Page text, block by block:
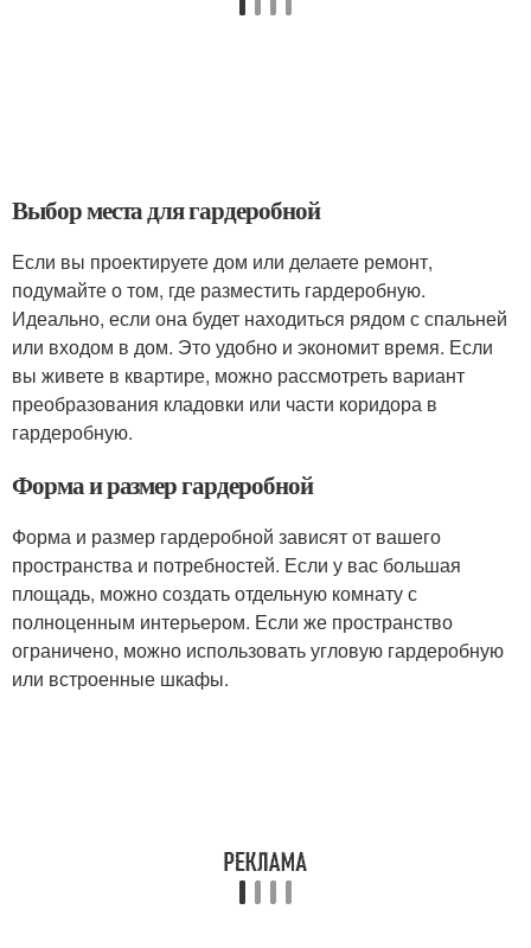
Выбор места для гардеробной
Если вы проектируете дом или делаете ремонт,
подумайте о том, где разместить гардеробную.
Идеально, если она будет находиться рядом с спальней
или входом в дом. Это удобно и экономит время. Если
вы живете в квартире, можно рассмотреть вариант
преобразования кладовки или части коридора в
гардеробную.
Форма и размер гардеробной
Форма и размер гардеробной зависят от вашего
пространства и потребностей. Если у вас большая
площадь, можно создать отдельную комнату с
полноценным интерьером. Если же пространство
ограничено, можно использовать угловую гардеробную
или встроенные шкафы.